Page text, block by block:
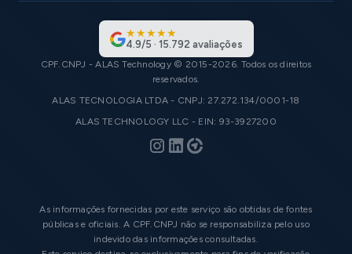
★★★★★
4.9/5 · 15.792 avaliações
CPF.CNPJ - ALAS Technology © 2015-2026. Todos os direitos
reservados.
ALAS TECNOLOGIA LTDA - CNPJ: 27.272.134/0001-18
ALAS TECHNOLOGY LLC - EIN: 93-3927200
As informações fornecidas por este serviço são obtidas de fontes
públicas e oficiais. A CPF.CNPJ não se responsabiliza pelo uso
indevido das informações consultadas.